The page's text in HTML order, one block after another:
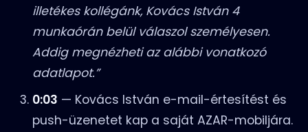
illetékes kollégánk, Kovács István 4
munkaórán belül válaszol személyesen.
Addig megnézheti az alábbi vonatkozó
adatlapot.”
0:03 — Kovács István e-mail-értesítést és
push-üzenetet kap a saját AZAR-mobiljára.